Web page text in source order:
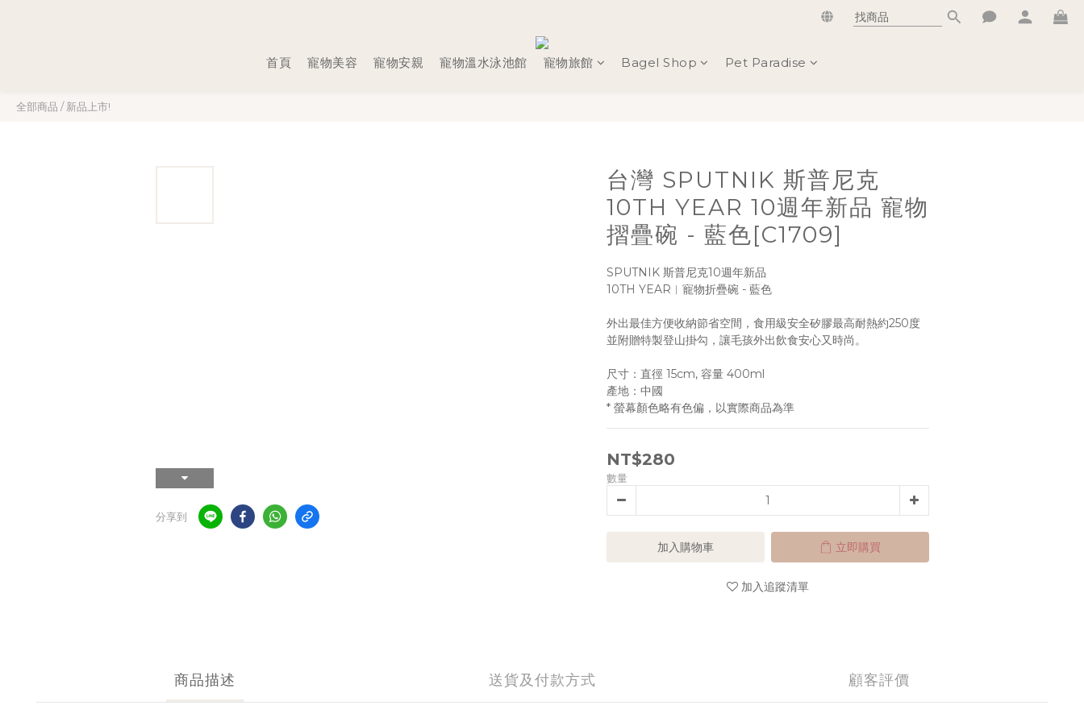
首頁 寵物美容 寵物安親 寵物溫水泳池館 寵物旅館 Bagel Shop Pet Paradise
全部商品 /新品上市!
分享到
台灣 SPUTNIK 斯普尼克
10TH YEAR 10週年新品 寵物
摺疊碗 - 藍色[C1709]
SPUTNIK 斯普尼克10週年新品
10TH YEAR︱寵物折疊碗 - 藍色
外出最佳方便收納節省空間，食用級安全矽膠最高耐熱約250度
並附贈特製登山掛勾，讓毛孩外出飲食安心又時尚。
尺寸：直徑 15cm, 容量 400ml
產地：中國
* 螢幕顏色略有色偏，以實際商品為準
NT$280
數量
加入購物車 立即購買
加入追蹤清單
商品描述 送貨及付款方式 顧客評價